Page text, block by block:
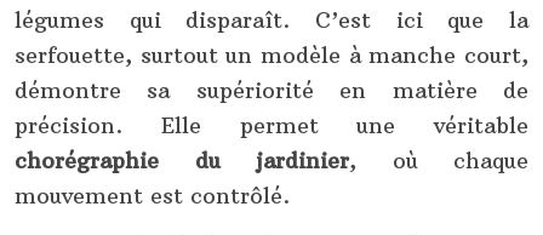
légumes qui disparaît. C’est ici que la
serfouette, surtout un modèle à manche court,
démontre sa supériorité en matière de
précision. Elle permet une véritable
chorégraphie du jardinier, où chaque
mouvement est contrôlé.